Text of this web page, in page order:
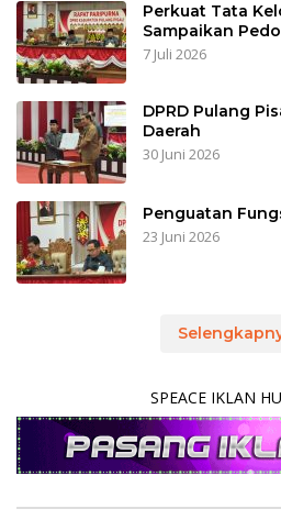
Perkuat Tata
Sampaikan
7 Juli 2026
DPRD Pulang
Daerah
30 Juni 2026
Penguatan
23 Juni 2026
SPEACE IKLAN